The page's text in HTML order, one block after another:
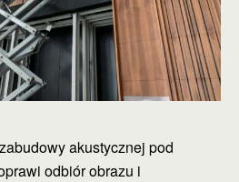
akustycznej pod
odbiór obrazu i